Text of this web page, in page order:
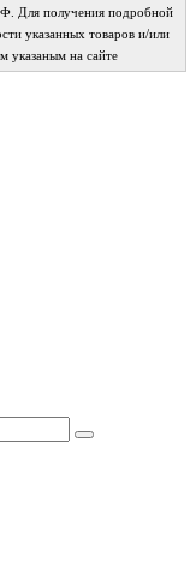
Для получения подробной
указанных товаров и/или
указаным на сайте